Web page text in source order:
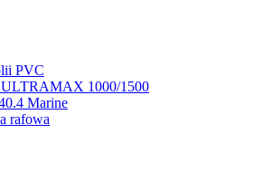
PVC
1000/1500
Marine
rafowa